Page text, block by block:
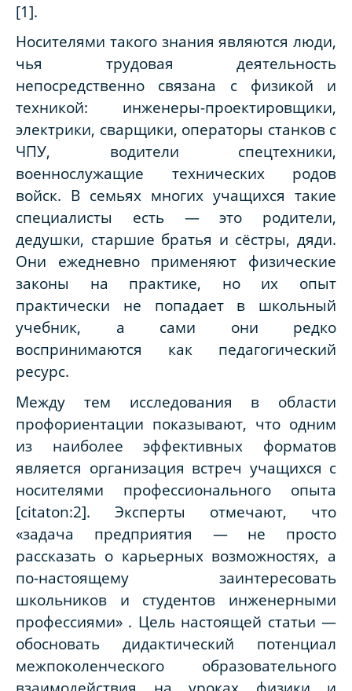
[1].
Носителями такого знания являются люди,
чья трудовая деятельность
непосредственно связана с физикой и
техникой: инженеры-проектировщики,
электрики, сварщики, операторы станков с
ЧПУ, водители спецтехники,
военнослужащие технических родов
войск. В семьях многих учащихся такие
специалисты есть — это родители,
дедушки, старшие братья и сёстры, дяди.
Они ежедневно применяют физические
законы на практике, но их опыт
практически не попадает в школьный
учебник, а сами они редко
воспринимаются как педагогический
ресурс.
Между тем исследования в области
профориентации показывают, что одним
из наиболее эффективных форматов
является организация встреч учащихся с
носителями профессионального опыта
[citaton:2]. Эксперты отмечают, что
«задача предприятия — не просто
рассказать о карьерных возможностях, а
по-настоящему заинтересовать
школьников и студентов инженерными
профессиями» . Цель настоящей статьи —
обосновать дидактический потенциал
межпоколенческого образовательного